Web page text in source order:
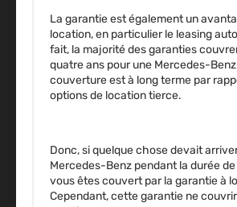
La garantie est également un
location, en particulier le leasing
fait, la majorité des garanties
quatre ans pour une Mercedes-
couverture est à long terme par
options de location tierce.
Donc, si quelque chose devait
Mercedes-Benz pendant la durée
vous êtes couvert par la garantie à
Cependant, cette garantie ne